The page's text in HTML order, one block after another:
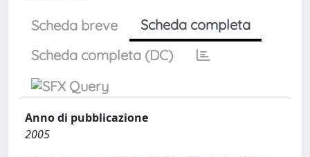
Scheda breve
Scheda completa
Scheda completa (DC)
Anno di pubblicazione
2005